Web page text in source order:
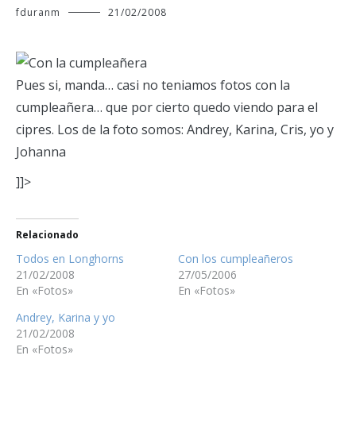
fduranm 21/02/2008
Pues si, manda… casi no teniamos fotos con la
cumpleañera… que por cierto quedo viendo para el
cipres. Los de la foto somos: Andrey, Karina, Cris, yo y
Johanna
]]>
Relacionado
Todos en Longhorns
21/02/2008
En «Fotos»
Con los cumpleañeros
27/05/2006
En «Fotos»
Andrey, Karina y yo
21/02/2008
En «Fotos»